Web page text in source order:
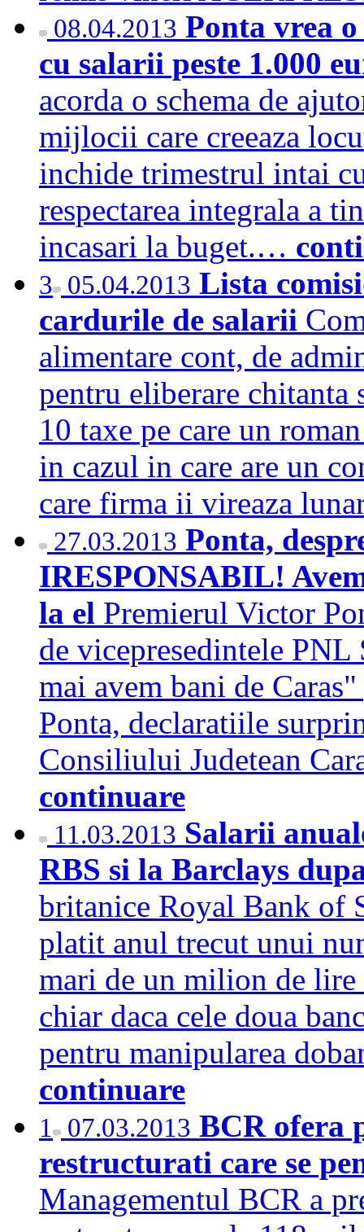
08.04.2013 Ponta vrea
cu salarii peste 1.000
acorda o schema de
mijlocii care creeaza
inchide trimestrul intai
respectarea integrala a
incasari la buget.…
3 05.04.2013 Lista
cardurile de salarii
alimentare cont, de
pentru eliberare chitanta
10 taxe pe care un
in cazul in care are un
care firma ii vireaza
27.03.2013 Ponta,
IRESPONSABIL!
la el Premierul Victor
de vicepresedintele
mai avem bani de
Ponta, declaratiile
Consiliului Judetean
continuare
11.03.2013 Salarii
RBS si la Barclays
britanice Royal Bank of
platit anul trecut unui
mari de un milion de
chiar daca cele doua
pentru manipularea
continuare
1 07.03.2013 BCR ofera
restructurati care se
Managementul BCR a